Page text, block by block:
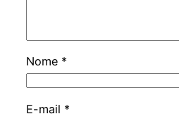
Nome *
E-mail *